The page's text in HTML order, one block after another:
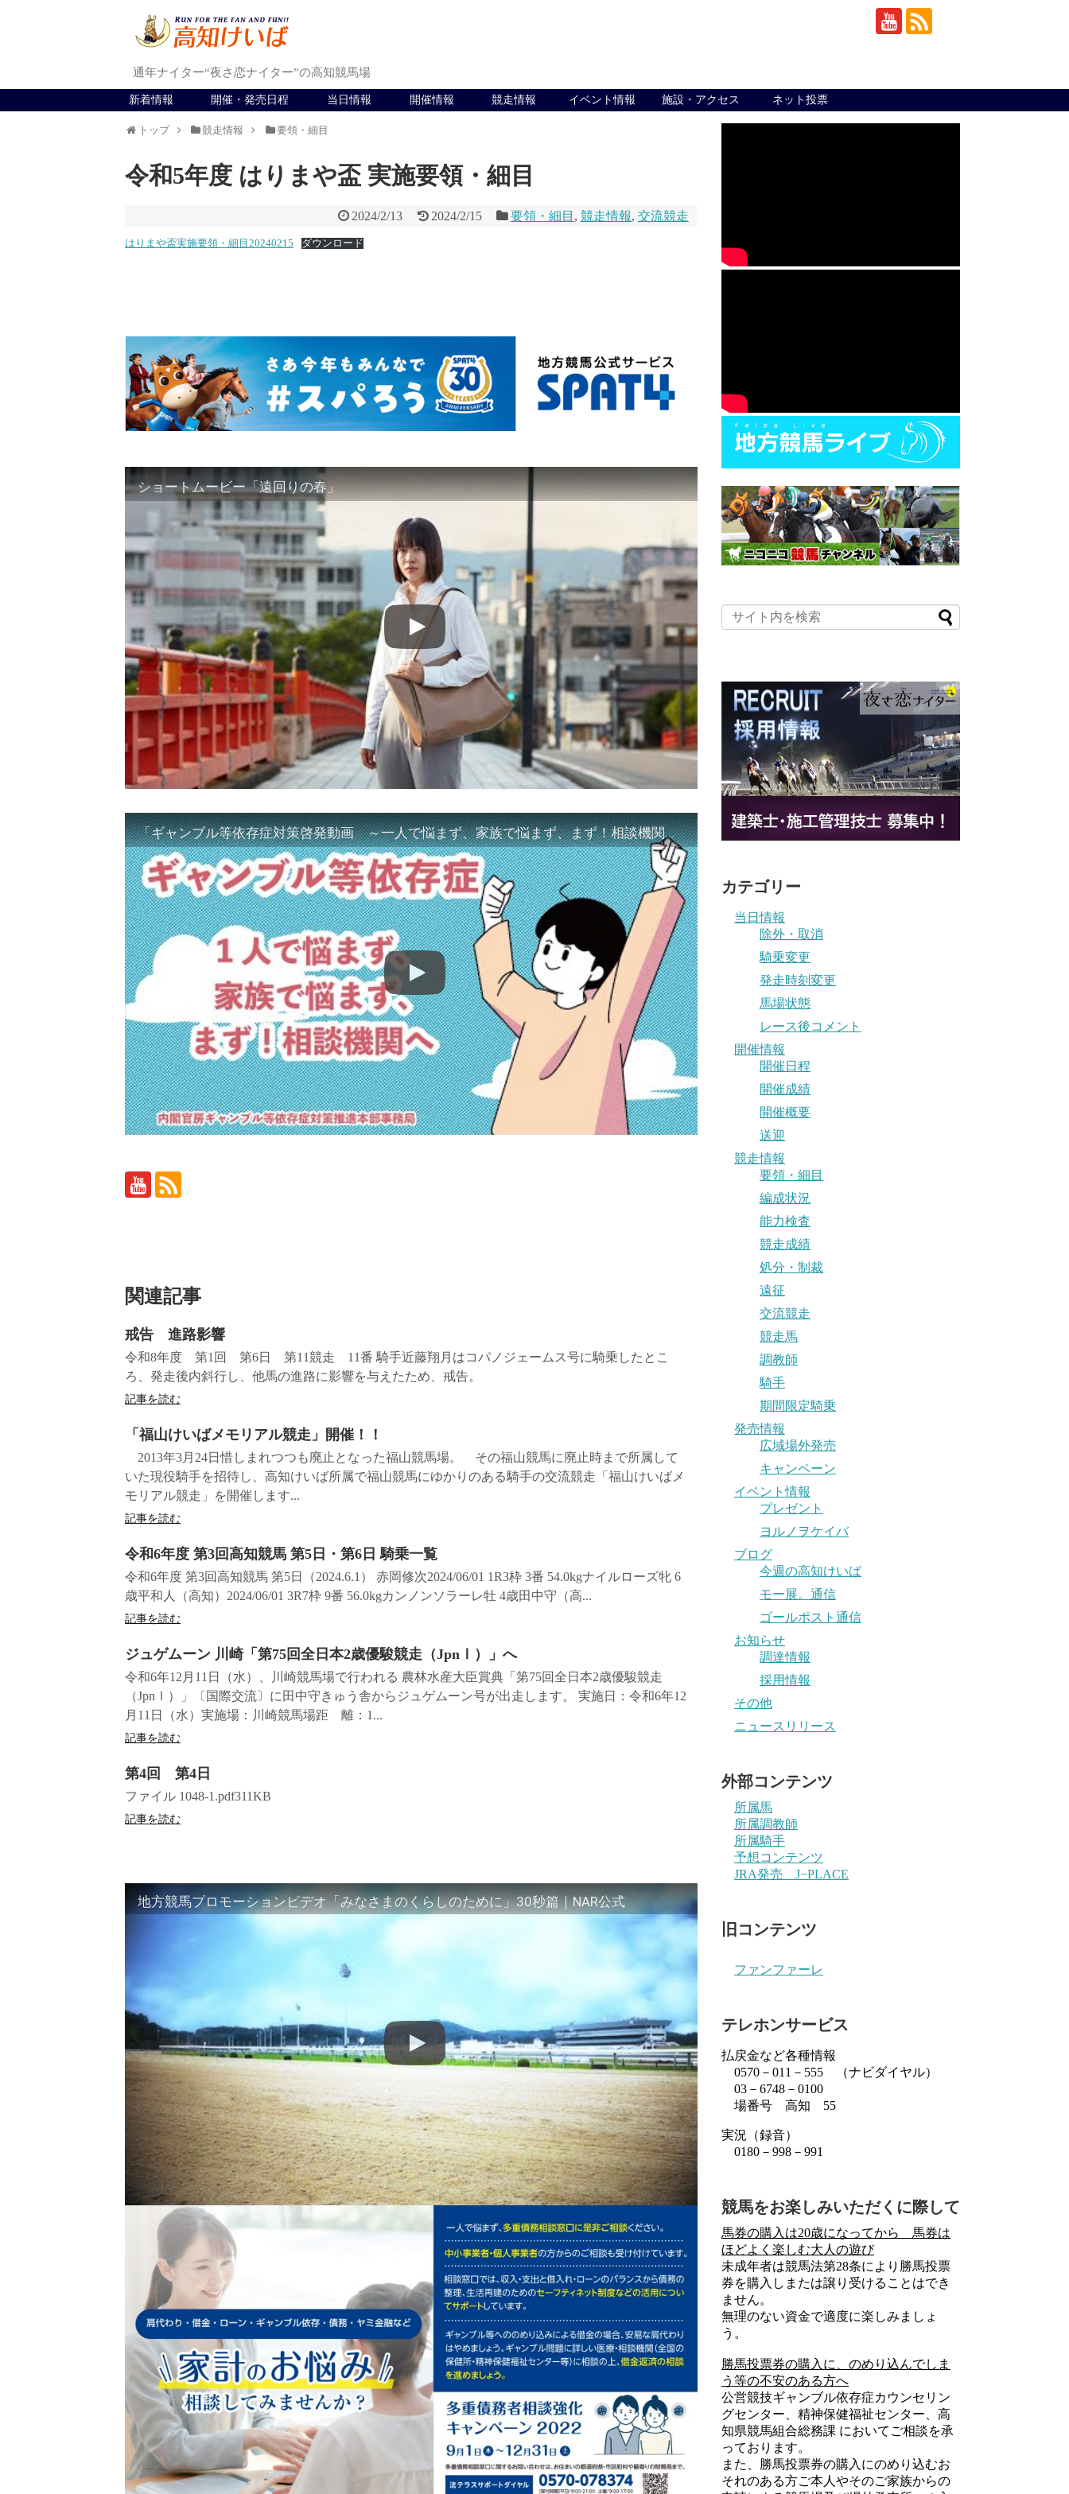
通年ナイター“夜さ恋ナイター”の高知競馬場
新着情報 開催・発売日程 当日情報 開催情報 競走情報 イベント情報 施設・アクセス ネット投票
トップ 競走情報 要領・細目
令和5年度 はりまや盃 実施要領・細目
2024/2/13 2024/2/15 要領・細目 , 競走情報, 交流競走
はりまや盃実施要領・細目20240215 ダウンロード
ショートムービー「遠回りの春」
「ギャンブル等依存症対策啓発動画 ～一人で悩まず、家族で悩まず、まず！相談機関へ～」
関連記事
戒告 進路影響
令和8年度 第1回 第6日 第11競走 11番 騎手近藤翔月はコパノジェームス号に騎乗したとこ
ろ、発走後内斜行し、他馬の進路に影響を与えたため、戒告。
記事を読む
「福山けいばメモリアル競走」開催！！
2013年3月24日惜しまれつつも廃止となった福山競馬場。 その福山競馬に廃止時まで所属して
いた現役騎手を招待し、高知けいば所属で福山競馬にゆかりのある騎手の交流競走「福山けいばメ
モリアル競走」を開催します...
記事を読む
令和6年度 第3回高知競馬 第5日・第6日 騎乗一覧
令和6年度 第3回高知競馬 第5日（2024.6.1） 赤岡修次2024/06/01 1R3枠 3番 54.0kgナイルローズ牝 6
歳平和人（高知）2024/06/01 3R7枠 9番 56.0kgカンノンソラーレ牡 4歳田中守（高...
記事を読む
ジュゲムーン 川崎「第75回全日本2歳優駿競走（JpnⅠ）」へ
令和6年12月11日（水）、川崎競馬場で行われる 農林水産大臣賞典「第75回全日本2歳優駿競走
（JpnⅠ）」〔国際交流〕に田中守きゅう舎からジュゲムーン号が出走します。 実施日：令和6年12
月11日（水）実施場：川崎競馬場距 離：1...
記事を読む
第4回 第4日
ファイル 1048-1.pdf311KB
記事を読む
地方競馬プロモーションビデオ「みなさまのくらしのために」30秒篇｜NAR公式
カテゴリー
当日情報
除外・取消
騎乗変更
発走時刻変更
馬場状態
レース後コメント
開催情報
開催日程
開催成績
開催概要
送迎
競走情報
要領・細目
編成状況
能力検査
競走成績
処分・制裁
遠征
交流競走
競走馬
調教師
騎手
期間限定騎乗
発売情報
広域場外発売
キャンペーン
イベント情報
プレゼント
ヨルノヲケイバ
ブログ
今週の高知けいば
モー展。通信
ゴールポスト通信
お知らせ
調達情報
採用情報
その他
ニュースリリース
外部コンテンツ
所属馬
所属調教師
所属騎手
予想コンテンツ
JRA発売 J−PLACE
旧コンテンツ
ファンファーレ
テレホンサービス
払戻金など各種情報
0570－011－555 （ナビダイヤル）
03－6748－0100
場番号 高知 55
実況（録音）
0180－998－991
競馬をお楽しみいただくに際して
馬券の購入は20歳になってから 馬券は
ほどよく楽しむ大人の遊び
未成年者は競馬法第28条により勝馬投票
券を購入しまたは譲り受けることはでき
ません。
無理のない資金で適度に楽しみましょ
う。
勝馬投票券の購入に、のめり込んでしま
う等の不安のある方へ
公営競技ギャンブル依存症カウンセリン
グセンター、精神保健福祉センター、高
知県競馬組合総務課 においてご相談を承
っております。
また、勝馬投票券の購入にのめり込むお
それのある方ご本人やそのご家族からの